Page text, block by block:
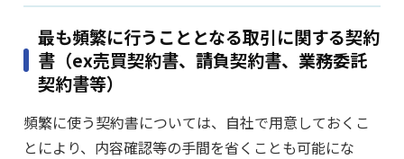
最も頻繁に行うこととなる取引に関する契約
書（ex売買契約書、請負契約書、業務委託
契約書等）
頻繁に使う契約書については、自社で用意しておくこ
とにより、内容確認等の手間を省くことも可能にな